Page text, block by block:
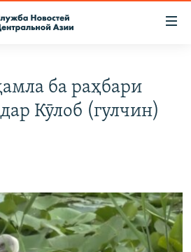
ба раҳбари
Кӯлоб (гулчин)